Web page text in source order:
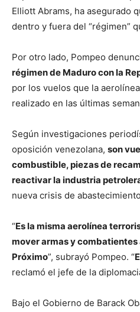
Elliott Abrams, ha asegurado
dentro y fuera del “régimen”
Por otro lado, Pompeo
régimen de Maduro con la
por los vuelos que la
realizado en las últimas
Según investigaciones
oposición venezolana, son
combustible, piezas de
reactivar la industria
nueva crisis de
“Es la misma aerolínea
mover armas y
Próximo”, subrayó Pompeo. “
reclamó el jefe de la
Bajo el Gobierno de Barack